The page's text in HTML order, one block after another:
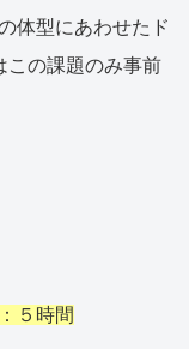
体型にあわせたド
この課題のみ事前
５時間